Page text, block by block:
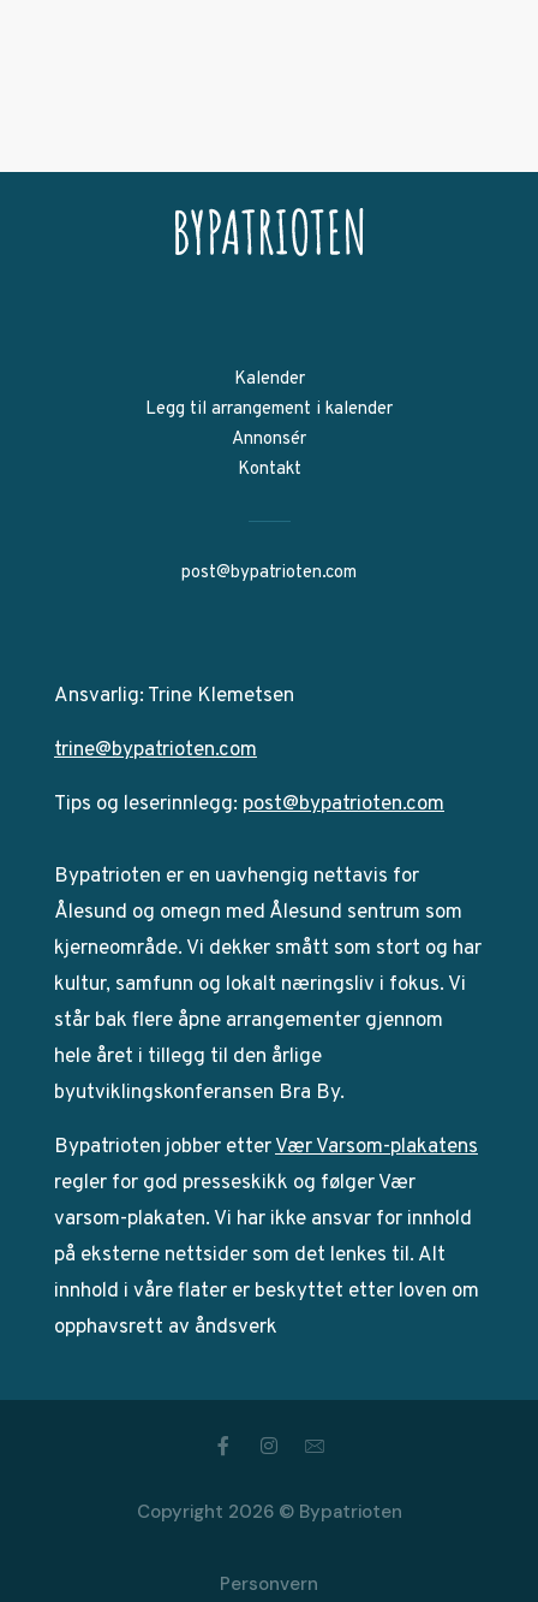
Kalender
Legg til arrangement i kalender
Annonsér
Kontakt
post@bypatrioten.com
Ansvarlig: Trine Klemetsen
trine@bypatrioten.com
Tips og leserinnlegg: post@bypatrioten.com
Bypatrioten er en uavhengig nettavis for
Ålesund og omegn med Ålesund sentrum som
kjerneområde. Vi dekker smått som stort og har
kultur, samfunn og lokalt næringsliv i fokus. Vi
står bak flere åpne arrangementer gjennom
hele året i tillegg til den årlige
byutviklingskonferansen Bra By.
Bypatrioten jobber etterVær Varsom-plakatens
regler for god presseskikk og følger Vær
varsom-plakaten. Vi har ikke ansvar for innhold
på eksterne nettsider som det lenkes til. Alt
innhold i våre flater er beskyttet etter loven om
opphavsrett av åndsverk
Copyright 2026 © Bypatrioten
Personvern